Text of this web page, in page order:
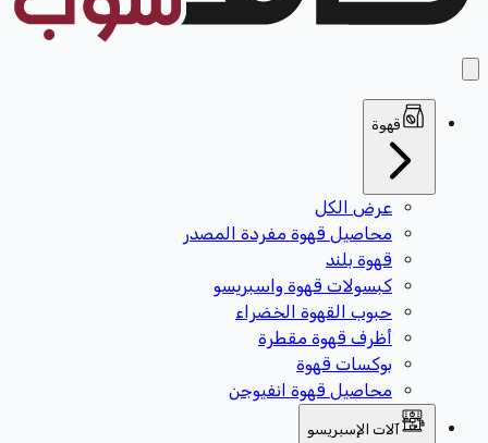
قهوة
عرض الكل
محاصيل قهوة مفردة المصدر
قهوة بلند
كبسولات قهوة واسبريسو
حبوب القهوة الخضراء
أظرف قهوة مقطرة
بوكسات قهوة
محاصيل قهوة انفيوجن
آلات الإسبريسو